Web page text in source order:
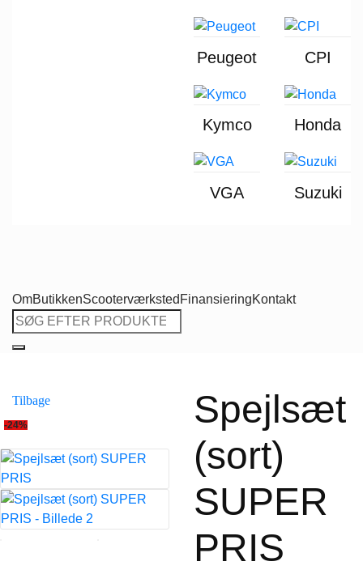
Peugeot CPI
Kymco Honda
VGA Suzuki
OmButikkenScooterværksted FinansieringKontakt
Søg
efter:
Tilbage
-24%
Spejlsæt
(sort)
SUPER
PRIS